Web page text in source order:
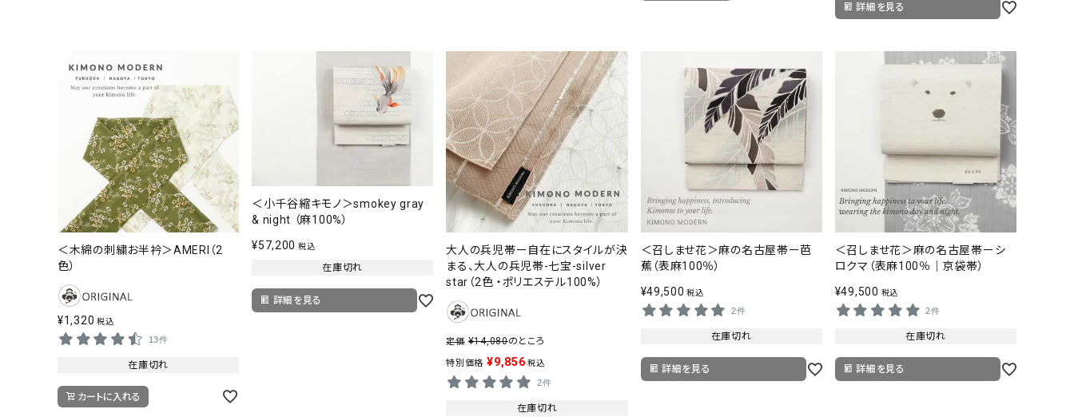
詳細を見る
＜木綿の刺繍お半衿＞AMERI（2
色）
¥1,320 税込
13件
在庫切れ
カートに入れる
＜小千谷縮キモノ＞smokey gray
& night （麻100%）
¥57,200 税込
在庫切れ
詳細を見る
大人の兵児帯ー自在にスタイルが決
まる、大人の兵児帯-七宝-silver
star（2色 ・ポリエステル100%）
定価 ¥14,080のところ
特別価格 ¥9,856 税込
2件
在庫切れ
＜召しませ花＞麻の名古屋帯ー芭
蕉（表麻100％）
¥49,500 税込
2件
在庫切れ
詳細を見る
＜召しませ花＞麻の名古屋帯ーシ
ロクマ（表麻100％｜京袋帯）
¥49,500 税込
2件
在庫切れ
詳細を見る